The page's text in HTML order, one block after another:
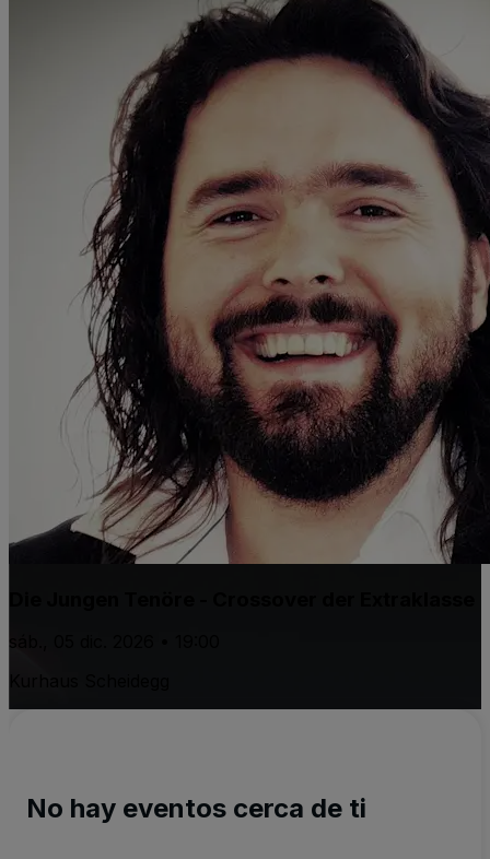
No hay eventos cerca de ti